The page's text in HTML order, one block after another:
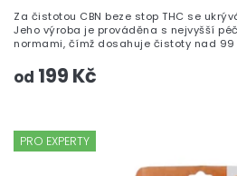
od 199 Kč
Za čistotou CBN beze stop THC se
Jeho výroba je prováděna s nejvyšší
normami, čímž dosahuje čistoty nad 99
PRO EXPERTY